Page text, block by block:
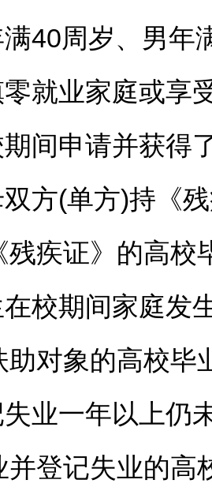
周岁、男年
业家庭或享受
申请并获得
(单方)持《残
残疾证》的高校
期间家庭发生
助对象的高校毕
一年以上仍未
并登记失业的高